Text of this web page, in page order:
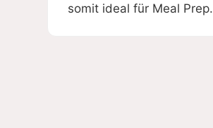
somit ideal für Meal Prep.